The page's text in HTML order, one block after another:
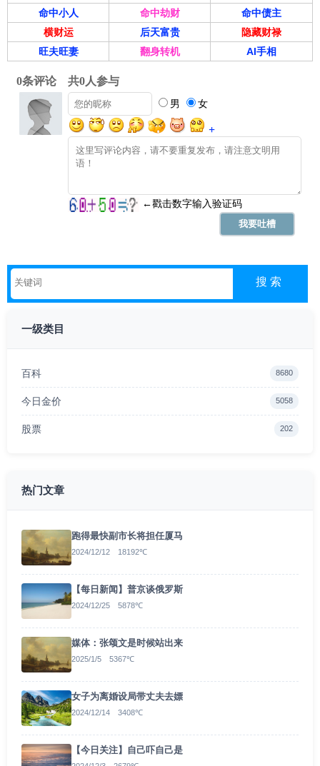
命中小人
命中劫财
命中债主
横财运
后天富贵
隐藏财禄
旺夫旺妻
翻身转机 AI手相
一级类目
百科 8680
今日金价 5058
股票 202
热门文章
跑得最快副市长将担任厦马
2024/12/12 18192℃
【每日新闻】普京谈俄罗斯
2024/12/25 5878℃
媒体：张颂文是时候站出来
2025/1/5 5367℃
女子为离婚设局带丈夫去嫖
2024/12/14 3408℃
【今日关注】自己吓自己是